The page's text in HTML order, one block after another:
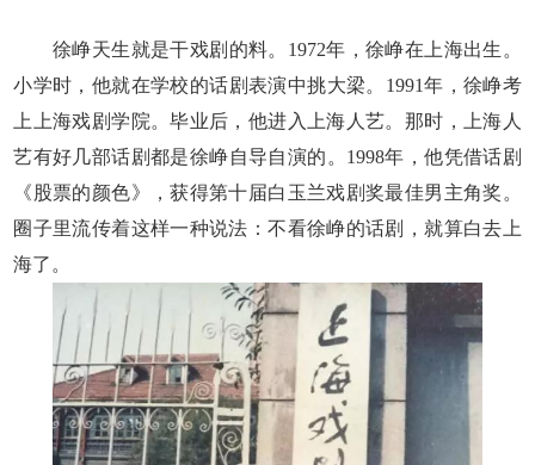
徐峥天生就是干戏剧的料。1972年，徐峥在上海出生。
小学时，他就在学校的话剧表演中挑大梁。1991年，徐峥考
上上海戏剧学院。毕业后，他进入上海人艺。那时，上海人
艺有好几部话剧都是徐峥自导自演的。1998年，他凭借话剧
《股票的颜色》，获得第十届白玉兰戏剧奖最佳男主角奖。
圈子里流传着这样一种说法：不看徐峥的话剧，就算白去上
海了。